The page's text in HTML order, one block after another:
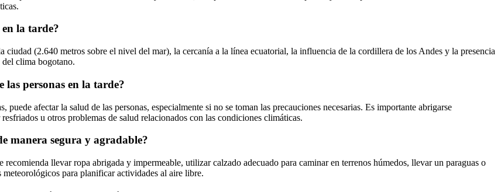
la tarde?
(2.640 metros sobre el nivel del mar), la cercanía a la línea ecuatorial, la influencia de la cordillera de los Andes y la presencia
clima bogotano.
las personas en la tarde?
afectar la salud de las personas, especialmente si no se toman las precauciones necesarias. Es importante abrigarse
u otros problemas de salud relacionados con las condiciones climáticas.
manera segura y agradable?
llevar ropa abrigada y impermeable, utilizar calzado adecuado para caminar en terrenos húmedos, llevar un paraguas o
para planificar actividades al aire libre.